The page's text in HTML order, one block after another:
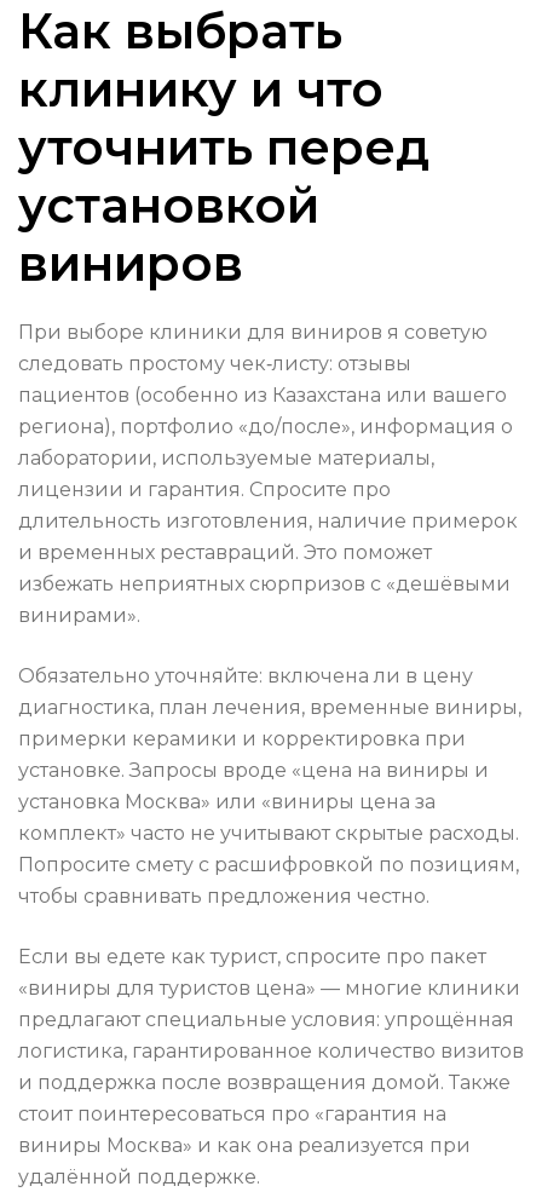
Как выбрать
клинику и что
уточнить перед
установкой
виниров
При выборе клиники для виниров я советую
следовать простому чек‑листу: отзывы
пациентов (особенно из Казахстана или вашего
региона), портфолио «до/после», информация о
лаборатории, используемые материалы,
лицензии и гарантия. Спросите про
длительность изготовления, наличие примерок
и временных реставраций. Это поможет
избежать неприятных сюрпризов с «дешёвыми
винирами».
Обязательно уточняйте: включена ли в цену
диагностика, план лечения, временные виниры,
примерки керамики и корректировка при
установке. Запросы вроде «цена на виниры и
установка Москва» или «виниры цена за
комплект» часто не учитывают скрытые расходы.
Попросите смету с расшифровкой по позициям,
чтобы сравнивать предложения честно.
Если вы едете как турист, спросите про пакет
«виниры для туристов цена» — многие клиники
предлагают специальные условия: упрощённая
логистика, гарантированное количество визитов
и поддержка после возвращения домой. Также
стоит поинтересоваться про «гарантия на
виниры Москва» и как она реализуется при
удалённой поддержке.